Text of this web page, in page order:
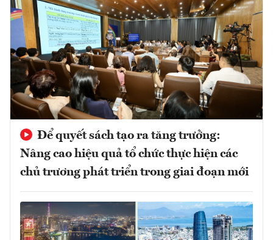
Để quyết sách tạo ra tăng trưởng:
Nâng cao hiệu quả tổ chức thực hiện các
chủ trương phát triển trong giai đoạn mới